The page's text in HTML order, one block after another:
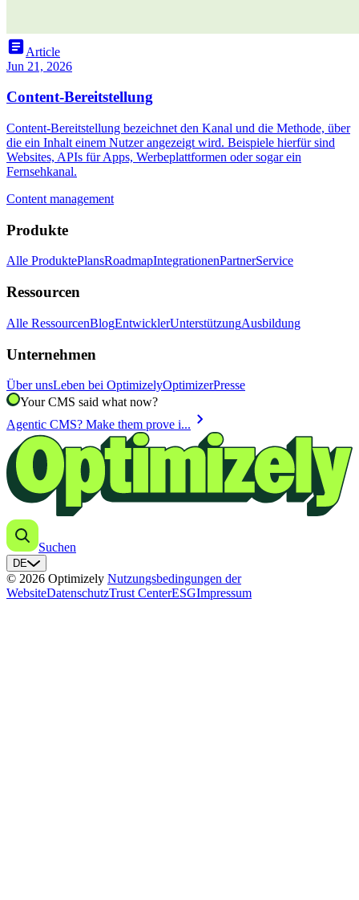
articleArticle
Jun 21, 2026
Content-Bereitstellung
Content-Bereitstellung bezeichnet den Kanal und die Methode, über
die ein Inhalt einem Nutzer angezeigt wird. Beispiele hierfür sind
Websites, APIs für Apps, Werbeplattformen oder sogar ein
Fernsehkanal.
Content management
Produkte
Alle ProduktePlansRoadmapIntegrationenPartnerService
Ressourcen
Alle RessourcenBlogEntwicklerUnterstützungAusbildung
Unternehmen
Über unsLeben bei OptimizelyOptimizerPresse
Your CMS said what now?
Agentic CMS? Make them prove i... chevron_right
Suchen
DE
© 2026 Optimizely Nutzungsbedingungen der
WebsiteDatenschutzTrust CenterESGImpressum